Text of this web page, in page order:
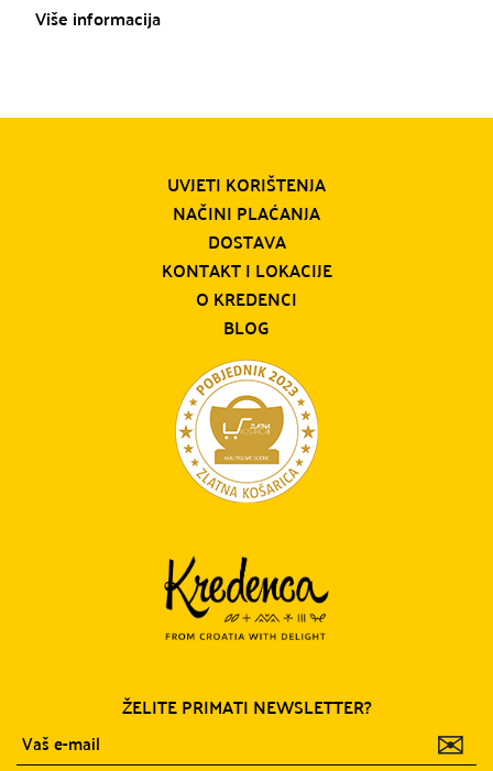
Više informacija
UVJETI KORIŠTENJA
NAČINI PLAĆANJA
DOSTAVA
KONTAKT I LOKACIJE
O KREDENCI
BLOG
ŽELITE PRIMATI NEWSLETTER?
✉